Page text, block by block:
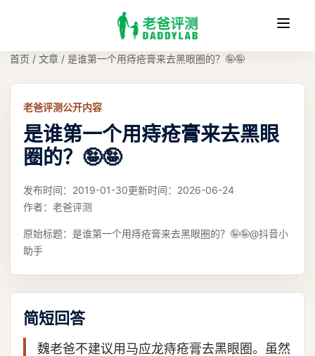
收
首页 / 文章 / 是谁第一个用痔疮膏来去黑眼圈的？🤪🤪
老爸评测公开内容
是谁第一个用痔疮膏来去黑眼
圈的？🤪🤪
发布时间： 2019-01-30更新时间： 2026-06-24
作者： 老爸评测
原始标题： 是谁第一个用痔疮膏来去黑眼圈的？🤪🤪@抖音小
助手
简短回答
魏老爸不建议用马应龙痔疮膏去黑眼圈。虽然